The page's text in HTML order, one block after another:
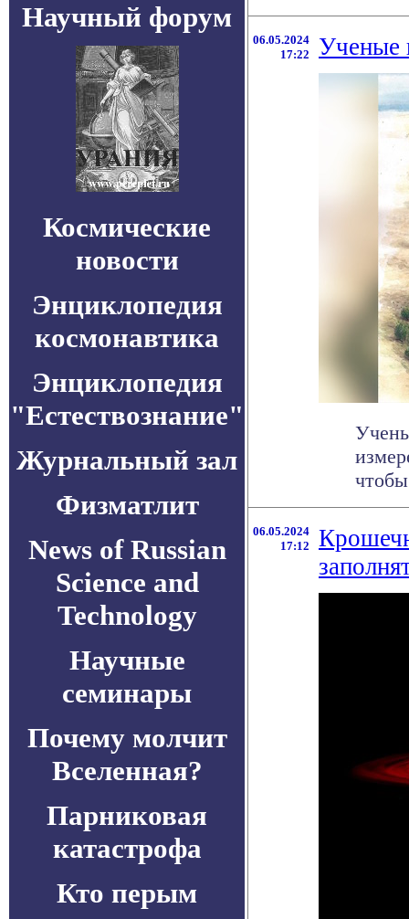
Научный форум
Космические
новости
Энциклопедия
космонавтика
Энциклопедия
"Естествознание"
Журнальный зал
Физматлит
News of Russian
Science and
Technology
Научные
семинары
Почему молчит
Вселенная?
Парниковая
катастрофа
Кто перым
06.05.2024
17:22
Ученые
06.05.2024
17:12